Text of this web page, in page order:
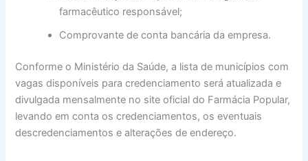
farmacêutico responsável;
Comprovante de conta bancária da empresa.
Conforme o Ministério da Saúde, a lista de municípios com
vagas disponíveis para credenciamento será atualizada e
divulgada mensalmente no site oficial do Farmácia Popular,
levando em conta os credenciamentos, os eventuais
descredenciamentos e alterações de endereço.